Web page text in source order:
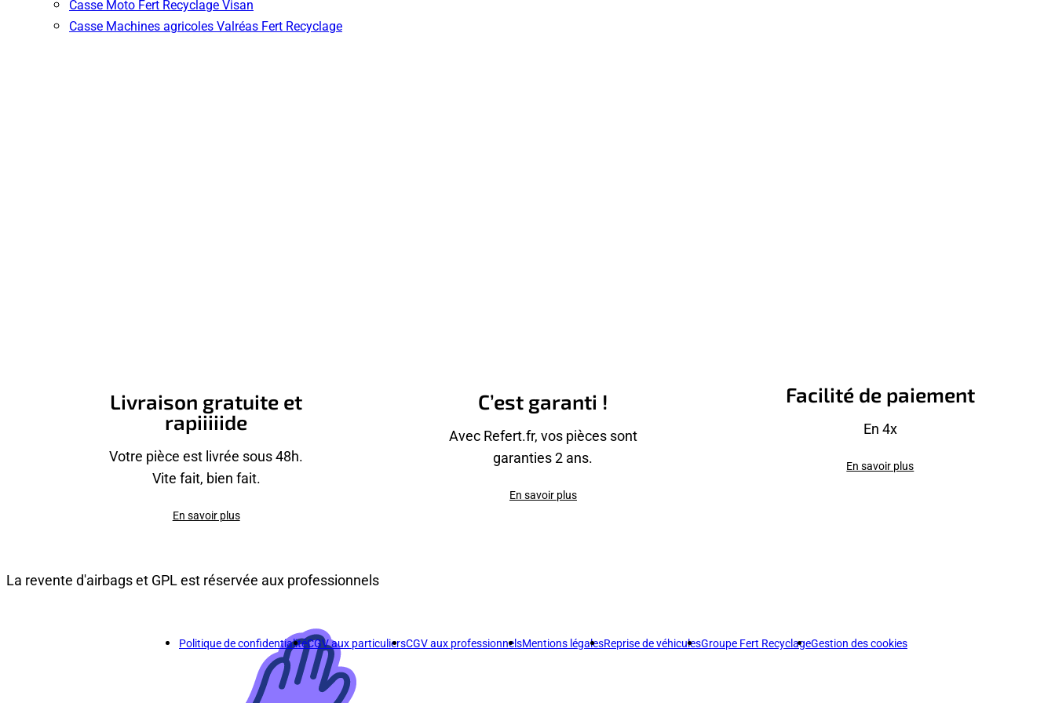
Casse Moto Fert Recyclage Visan
Casse Machines agricoles Valréas Fert Recyclage
Livraison gratuite et
rapiiiiide
Votre pièce est livrée sous 48h.
Vite fait, bien fait.
En savoir plus
C’est garanti !
Avec Refert.fr, vos pièces sont
garanties 2 ans.
En savoir plus
Facilité de paiement
En 4x
En savoir plus
La revente d'airbags et GPL est réservée aux professionnels
Politique de confidentialitéCGV aux particuliersCGV aux professionnelsMentions légalesReprise de véhiculesGroupe Fert RecyclageGestion des cookies